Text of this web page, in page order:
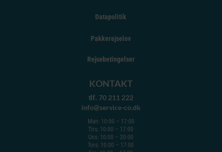
Datapolitik
Pakkerejselov
Rejsebetingelser
KONTAKT
tlf. 70 211 222
info@service-co.dk
Man: 10:00 – 17:00
Tirs: 10:00 – 17:00
Ons: 10:00 – 20:00
Tors: 10:00 – 17:00